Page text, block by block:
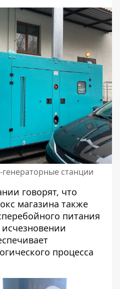
станции
говорят, что
магазина также
питания
процесса